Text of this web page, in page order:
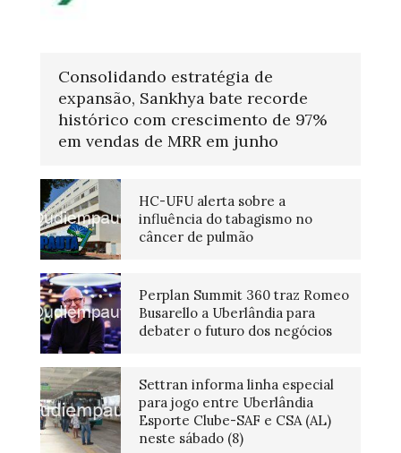
Consolidando estratégia de
expansão, Sankhya bate recorde
histórico com crescimento de 97%
em vendas de MRR em junho
HC-UFU alerta sobre a
influência do tabagismo no
câncer de pulmão
Perplan Summit 360 traz Romeo
Busarello a Uberlândia para
debater o futuro dos negócios
Settran informa linha especial
para jogo entre Uberlândia
Esporte Clube-SAF e CSA (AL)
neste sábado (8)